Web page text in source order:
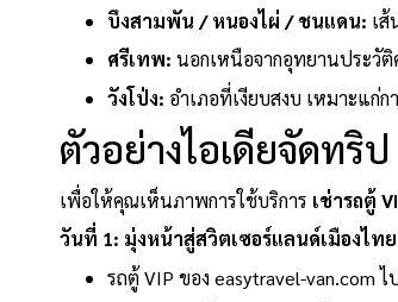
บึงสามพัน / หนองไผ่ / ชนแดน: เ
ศรีเทพ: นอกเหนือจากอุทยานประวั
วังโป่ง: อำเภอที่เงียบสงบ เหมาะแก่
ตัวอย่างไอเดียจัดทริ
เพื่อให้คุณเห็นภาพการใช้บริการ เช่ารถตู้
วันที่ 1: มุ่งหน้าสู่สวิตเซอร์แลนด์เมืองไทย
รถตู้ VIP ของ easytravel-van.com